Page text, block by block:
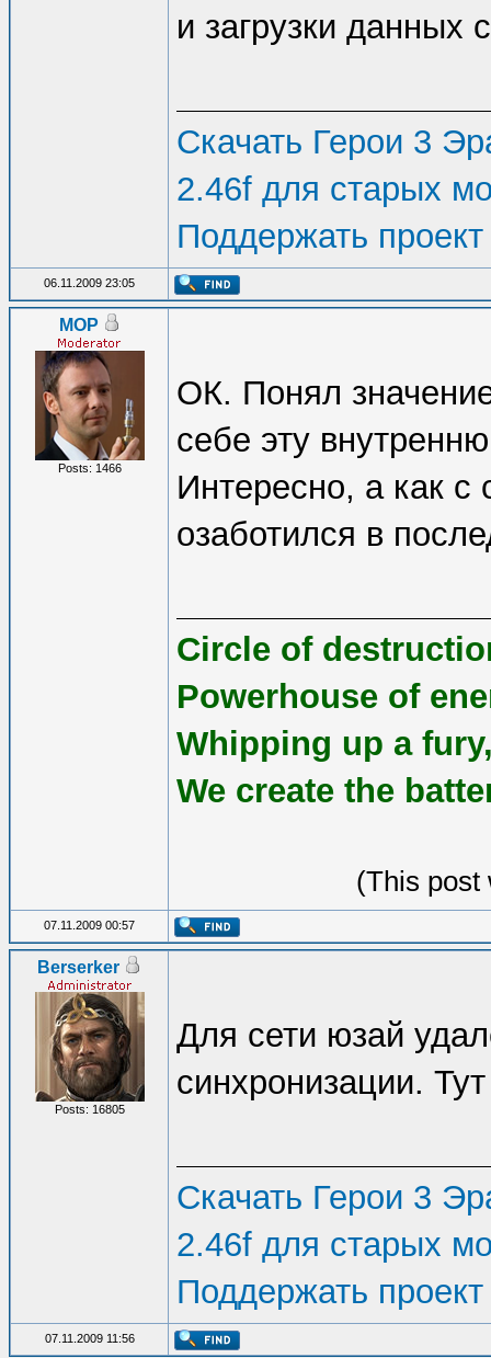
и загрузки данных
Скачать Герои 3
2.46f для старых
Поддержать проект
06.11.2009 23:05
MOP
Posts: 1466
ОК. Понял
себе эту
Интересно, а как с
озаботился в
Circle of
Powerhouse of
Whipping up a
We create the
(This post
07.11.2009 00:57
Berserker
Posts: 16805
Для сети юзай
синхронизации.
Скачать Герои 3
2.46f для старых
Поддержать проект
07.11.2009 11:56